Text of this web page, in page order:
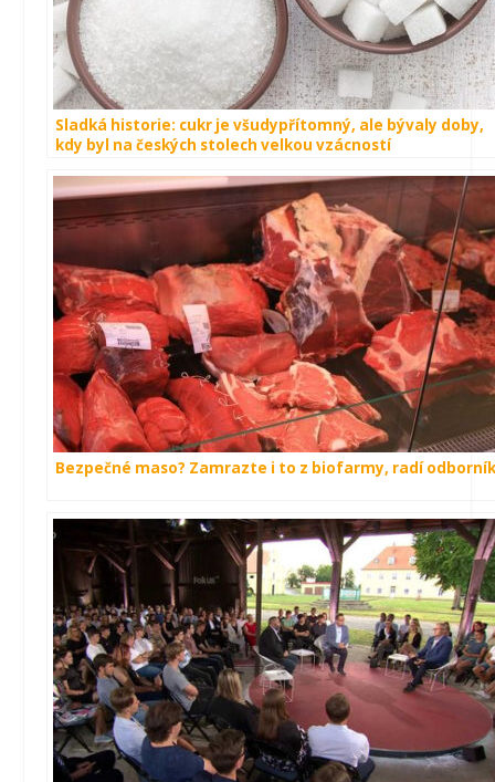
Sladká historie: cukr je všudypřítomný, ale bývaly doby,
kdy byl na českých stolech velkou vzácností
Bezpečné maso? Zamrazte i to z biofarmy, radí